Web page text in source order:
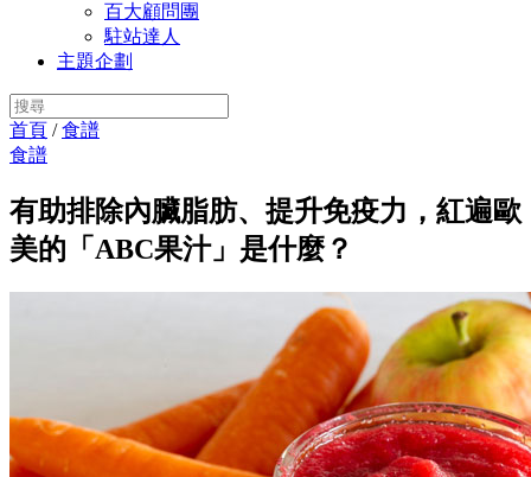
百大顧問團
駐站達人
主題企劃
首頁 /食譜
食譜
有助排除內臟脂肪、提升免疫力，紅遍歐
美的「ABC果汁」是什麼？